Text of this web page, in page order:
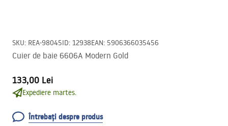
SKU: REA-98045ID: 12938EAN: 5906366035456
Cuier de baie 6606A Modern Gold
133,00 Lei
Expediere martes.
Întrebați despre produs